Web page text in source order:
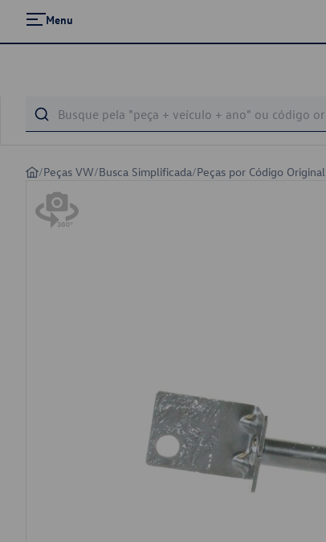
Menu
/Peças VW/Busca Simplificada/Peças por Código Original